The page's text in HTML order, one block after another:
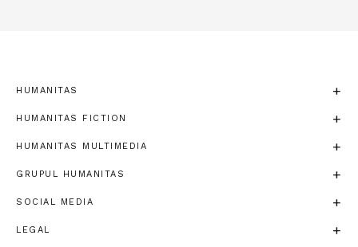
HUMANITAS
HUMANITAS FICTION
HUMANITAS MULTIMEDIA
GRUPUL HUMANITAS
SOCIAL MEDIA
LEGAL